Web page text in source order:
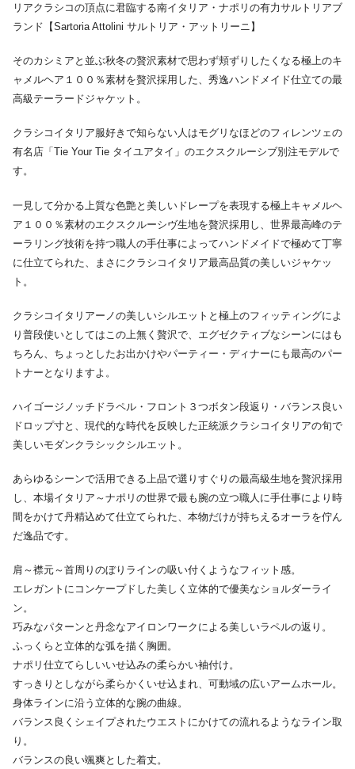
リアクラシコの頂点に君臨する南イタリア・ナポリの有力サルトリアブ
ランド【Sartoria Attolini サルトリア・アットリーニ】
そのカシミアと並ぶ秋冬の贅沢素材で思わず頬ずりしたくなる極上のキ
ャメルヘア１００％素材を贅沢採用した、秀逸ハンドメイド仕立ての最
高級テーラードジャケット。
クラシコイタリア服好きで知らない人はモグリなほどのフィレンツェの
有名店「Tie Your Tie タイユアタイ」のエクスクルーシブ別注モデルで
す。
一見して分かる上質な色艶と美しいドレープを表現する極上キャメルヘ
ア１００％素材のエクスクルーシヴ生地を贅沢採用し、世界最高峰のテ
ーラリング技術を持つ職人の手仕事によってハンドメイドで極めて丁寧
に仕立てられた、まさにクラシコイタリア最高品質の美しいジャケッ
ト。
クラシコイタリアーノの美しいシルエットと極上のフィッティングによ
り普段使いとしてはこの上無く贅沢で、エグゼクティブなシーンにはも
ちろん、ちょっとしたお出かけやパーティー・ディナーにも最高のパー
トナーとなりますよ。
ハイゴージノッチドラペル・フロント３つボタン段返り・バランス良い
ドロップ寸と、現代的な時代を反映した正統派クラシコイタリアの旬で
美しいモダンクラシックシルエット。
あらゆるシーンで活用できる上品で選りすぐりの最高級生地を贅沢採用
し、本場イタリア～ナポリの世界で最も腕の立つ職人に手仕事により時
間をかけて丹精込めて仕立てられた、本物だけが持ちえるオーラを佇ん
だ逸品です。
肩～襟元～首周りのぼりラインの吸い付くようなフィット感。
エレガントにコンケープドした美しく立体的で優美なショルダーライ
ン。
巧みなパターンと丹念なアイロンワークによる美しいラペルの返り。
ふっくらと立体的な弧を描く胸囲。
ナポリ仕立てらしいいせ込みの柔らかい袖付け。
すっきりとしながら柔らかくいせ込まれ、可動域の広いアームホール。
身体ラインに沿う立体的な腕の曲線。
バランス良くシェイプされたウエストにかけての流れるようなライン取
り。
バランスの良い颯爽とした着丈。